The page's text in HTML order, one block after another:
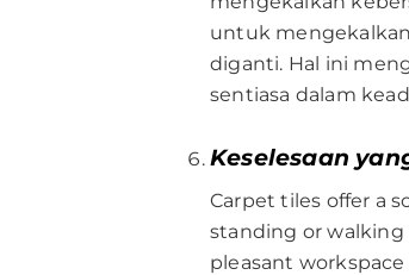
untuk
diganti. Hal ini
sentiasa dalam
Keselesaan
Carpet tiles offer a
standing or walking
pleasant